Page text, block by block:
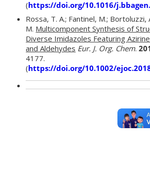
(https://doi.org/10.1016/
Rossa, T. A.; Fantinel, M.; Bortoluzzi,
M. Multicomponent Synthesis of
Diverse Imidazoles Featuring
and Aldehydes Eur. J. Org. Chem.
4177.
(https://doi.org/10.1002/